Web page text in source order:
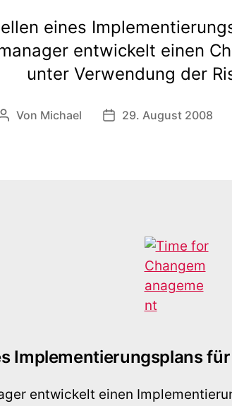
eines
entwickelt einen
unter Verwendung der
Beitragsautor
Von Michael 29. August 2008
Implementierungsplans
entwickelt einen